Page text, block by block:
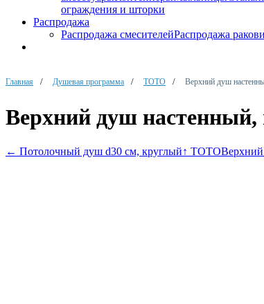
ограждения и шторки
Распродажа
Распродажа смесителейРаспродажа
Главная Душевая программа TOTO Верхний душ
Верхний душ
← Потолочный душ d30 см, круглый↑ TOTO